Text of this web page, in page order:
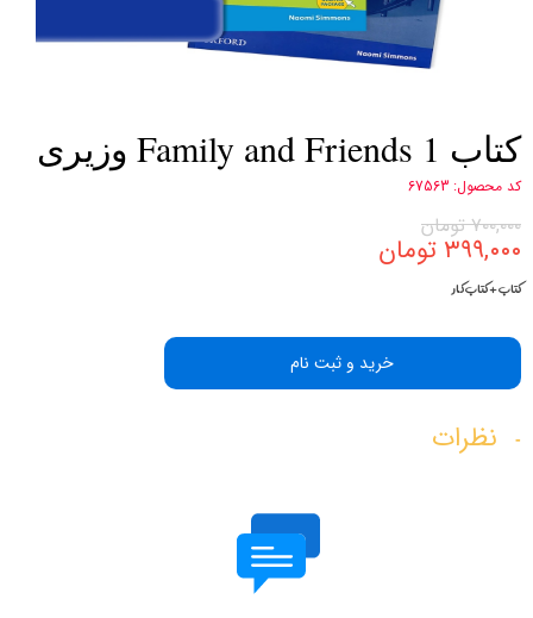
کتاب Family and Friends 1 وزیری
کد محصول: 67563
۷۰۰,۰۰۰ تومان
۳۹۹,۰۰۰ تومان
کتاب + کتاب کار
خرید و ثبت نام
نظرات